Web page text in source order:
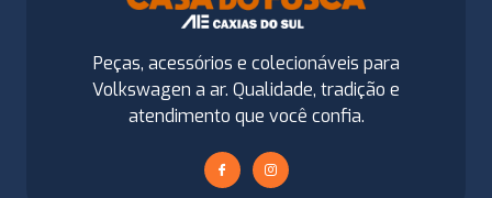
Peças, acessórios e colecionáveis para
Volkswagen a ar. Qualidade, tradição e
atendimento que você confia.